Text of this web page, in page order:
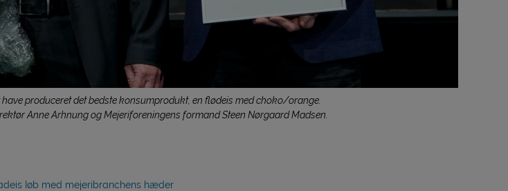
produceret det bedste konsumprodukt, en flødeis med choko/orange.
Anne Arhnung og Mejeriforeningens formand Steen Nørgaard Madsen.
løb med mejeribranchens hæder